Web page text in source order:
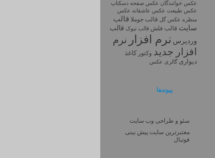
عکس خوانندگان عکس صفحه دسکتاپ
عکس طبیعت عکس عاشقانه عکس
منظره عکس گل قالب جوملا قالب
سایت قالب فلش قالب نیوک قالب
وردپرس نرم افزار نرم
افزار جديد وکتور کاغذ
دیواری گالری عکس
پیوندها
سئو و طراحی وب سایت
معتبرترین سایت پیش بینی
فوتبال